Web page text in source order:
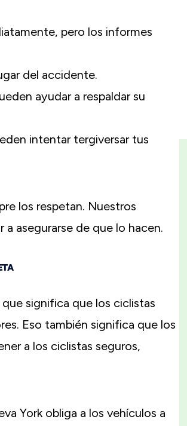
pero los informes
del accidente.
ayudar a respaldar su
intentar tergiversar tus
los respetan. Nuestros
asegurarse de que lo hacen.
significa que los ciclistas
Eso también significa que los
a los ciclistas seguros,
York obliga a los vehículos a